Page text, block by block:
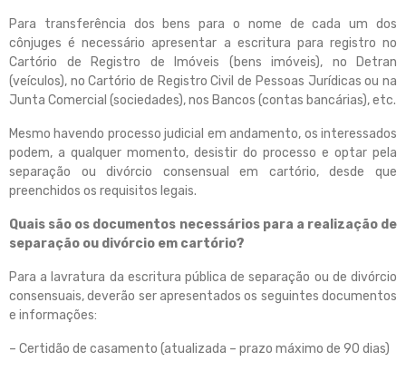
Para transferência dos bens para o nome de cada um dos
cônjuges é necessário apresentar a escritura para registro no
Cartório de Registro de Imóveis (bens imóveis), no Detran
(veículos), no Cartório de Registro Civil de Pessoas Jurídicas ou na
Junta Comercial (sociedades), nos Bancos (contas bancárias), etc.
Mesmo havendo processo judicial em andamento, os interessados
podem, a qualquer momento, desistir do processo e optar pela
separação ou divórcio consensual em cartório, desde que
preenchidos os requisitos legais.
Quais são os documentos necessários para a realização de
separação ou divórcio em cartório?
Para a lavratura da escritura pública de separação ou de divórcio
consensuais, deverão ser apresentados os seguintes documentos
e informações:
– Certidão de casamento (atualizada – prazo máximo de 90 dias)